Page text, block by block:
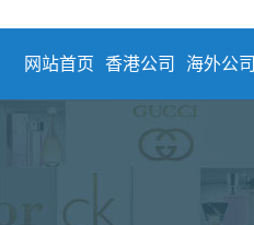
网站首页 香港公司 海外公司